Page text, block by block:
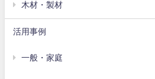
木材・製材
活用事例
一般・家庭